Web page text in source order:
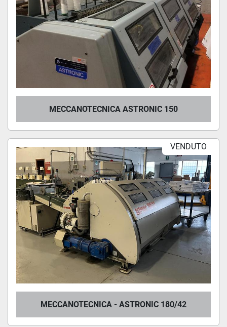
MECCANOTECNICA ASTRONIC 150
VENDUTO
MECCANOTECNICA - ASTRONIC 180/42